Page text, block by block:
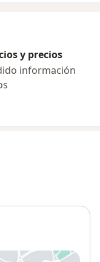
y precios
información